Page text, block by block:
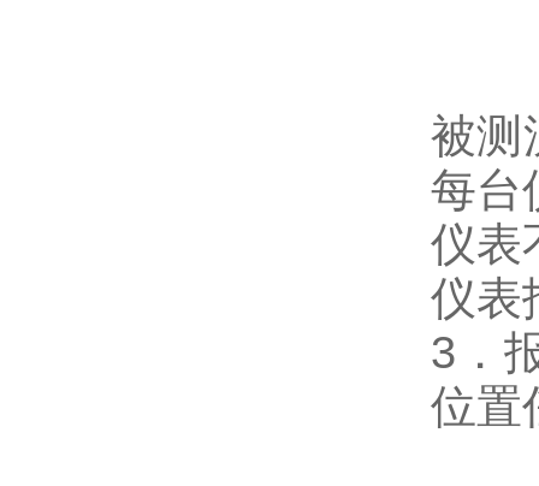
被测
每台
仪表
仪表
3 ．
位置